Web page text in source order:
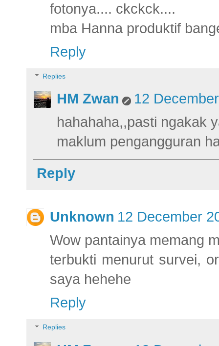
fotonya.... ckckck....
mba Hanna produktif
Reply
Replies
HM Zwan
12
hahahaha,,pasti ngakak
maklum pengangguran
Reply
Unknown 12 December
Wow pantainya memang
terbukti menurut survei,
saya hehehe
Reply
Replies